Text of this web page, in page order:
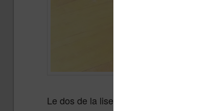
Le dos de la liseuse est texturé ce qui